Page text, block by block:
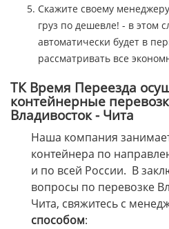
Скажите своему
груз по дешевле! - в этом
автоматически будет в
рассматривать все
ТК Время Переезда
контейнерные
Владивосток - Чита
Наша компания
контейнера по
и по всей России. В
вопросы по перевозке
Чита, свяжитесь с
способом: